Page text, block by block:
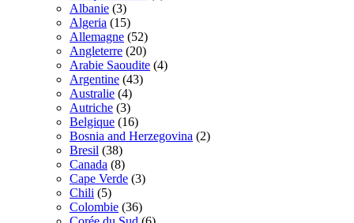
Albanie (3)
Algeria (15)
Allemagne (52)
Angleterre (20)
Arabie Saoudite (4)
Argentine (43)
Australie (4)
Autriche (3)
Belgique (16)
Bosnia and Herzegovina (2)
Bresil (38)
Canada (8)
Cape Verde (3)
Chili (5)
Colombie (36)